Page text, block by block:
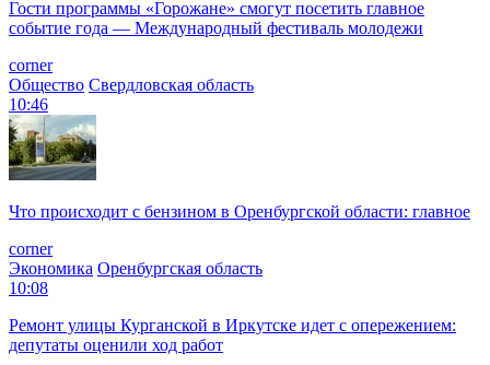
Гости программы «Горожане» смогут посетить главное
событие года — Международный фестиваль молодежи
corner
Общество Свердловская область
10:46
Что происходит с бензином в Оренбургской области: главное
corner
Экономика Оренбургская область
10:08
Ремонт улицы Курганской в Иркутске идет с опережением:
депутаты оценили ход работ